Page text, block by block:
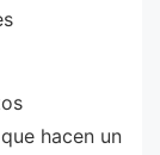
hacen un